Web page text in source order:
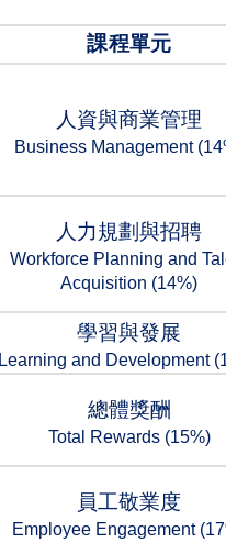
課程單元
人資與商業管理
Business Management
人力規劃與招聘
Workforce Planning and
Acquisition (14%)
學習與發展
Learning and Development
總體獎酬
Total Rewards (15%)
員工敬業度
Employee Engagement